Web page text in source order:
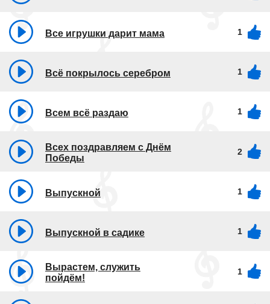
Все игрушки дарит мама 1
Всё покрылось серебром 1
Всем всё раздаю 1
Всех поздравляем с Днём
Победы
2
Выпускной 1
Выпускной в садике 1
Вырастем, служить
пойдём!
1